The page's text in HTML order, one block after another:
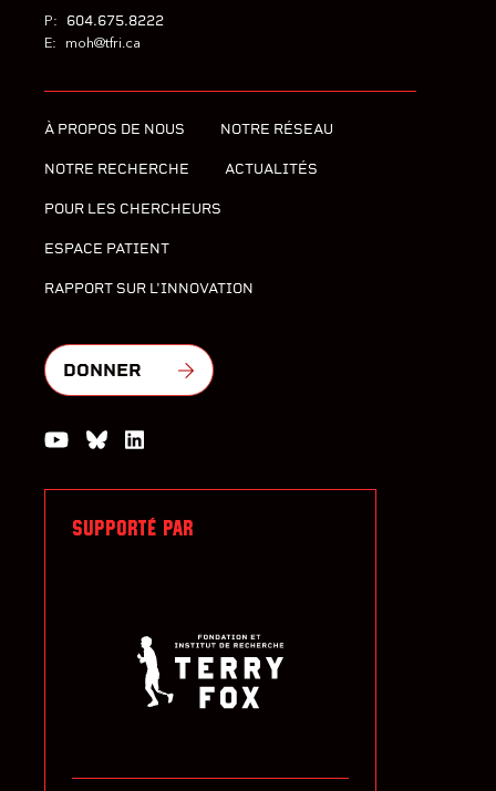
P: 604.675.8222
E: moh@tfri.ca
À PROPOS DE NOUS NOTRE RÉSEAU
NOTRE RECHERCHE ACTUALITÉS
POUR LES CHERCHEURS
ESPACE PATIENT
RAPPORT SUR L'INNOVATION
DONNER
Watch us on YouTube
Join the Conversation on Bluesky
SUPPORTÉ PAR